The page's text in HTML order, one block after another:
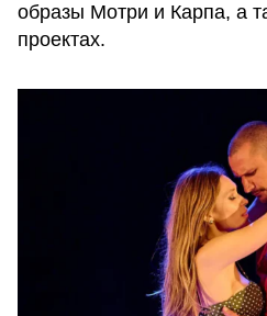
образы Мотри и Карпа, а
проектах.